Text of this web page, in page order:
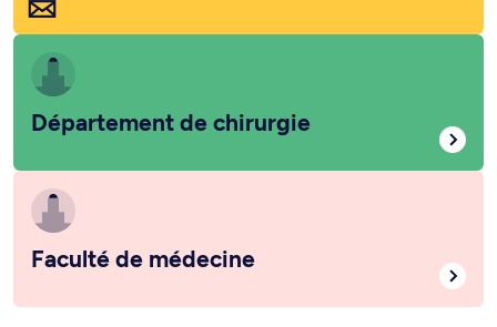
Département de chirurgie
Faculté de médecine